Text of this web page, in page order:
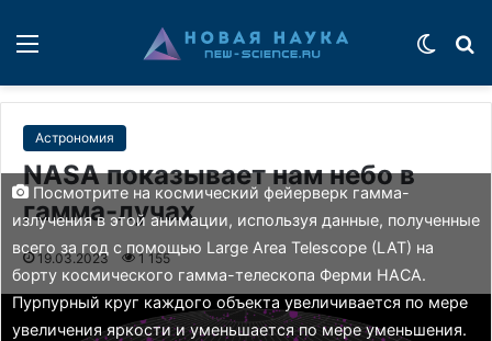
Астрономия
NASA показывает нам небо в
гамма-лучах
19.03.2023 1 155
Посмотрите на космический фейерверк гамма-
излучения в этой анимации, используя данные, полученные
всего за год с помощью Large Area Telescope (LAT) на
борту космического гамма-телескопа Ферми НАСА.
Пурпурный круг каждого объекта увеличивается по мере
увеличения яркости и уменьшается по мере уменьшения.